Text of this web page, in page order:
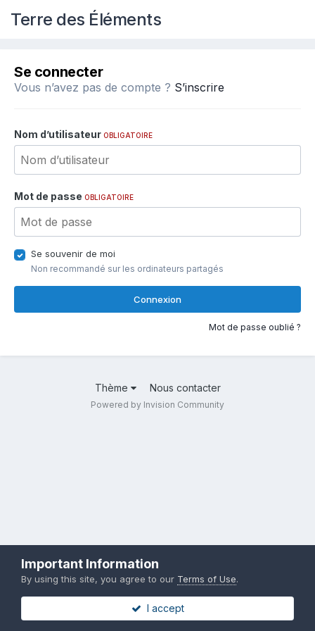
Terre des Éléments
Se connecter
Vous n’avez pas de compte ? S’inscrire
Nom d’utilisateur OBLIGATOIRE
Mot de passe OBLIGATOIRE
Se souvenir de moi
Non recommandé sur les ordinateurs partagés
Connexion
Mot de passe oublié ?
Thème Nous contacter
Powered by Invision Community
Important Information
By using this site, you agree to our Terms of Use.
I accept